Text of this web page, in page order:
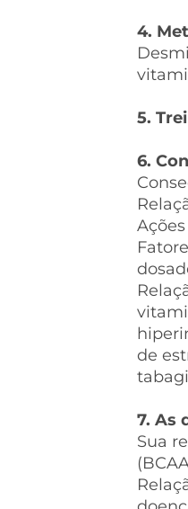
4.
5.
6.
de
7. As
Sua